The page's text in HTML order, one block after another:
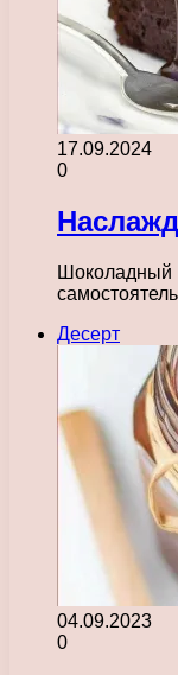
17.09.2024
0
Шоколадный
Десерт
04.09.2023
0